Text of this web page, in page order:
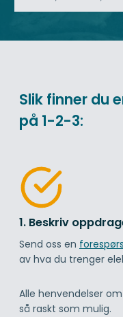
Slik finner du
på 1-2-3:
1. Beskriv
Send oss en
av hva du trenger
Alle henvendelser
så raskt som mulig.